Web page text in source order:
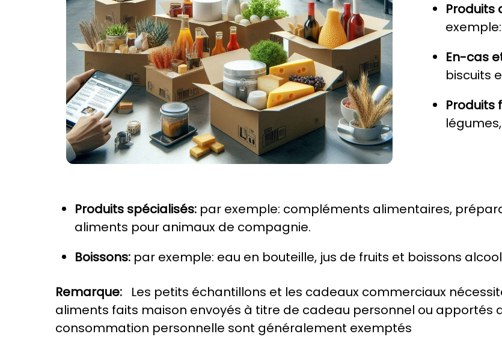
Produits
En-cas
biscuits
Produits
Produits spécialisés: par exemple: compléments alimentaires,
aliments pour animaux de compagnie.
Boissons: par exemple: eau en bouteille, jus de fruits et boissons
Remarque: Les petits échantillons et les cadeaux commerciaux
aliments faits maison envoyés à titre de cadeau personnel ou apportés
consommation personnelle sont généralement exemptés